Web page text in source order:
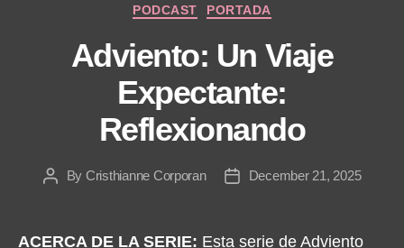
PODCAST
PORTADA
Adviento: Un Viaje
Expectante:
Reflexionando
PostBy Cristhianne Corporan
PostDecember 21, 2025
ACERCA DE LA SERIE: Esta serie de Adviento